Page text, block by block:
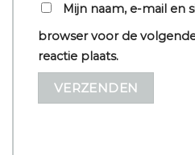
Mijn naam, e-mail en
browser voor de
reactie plaats.